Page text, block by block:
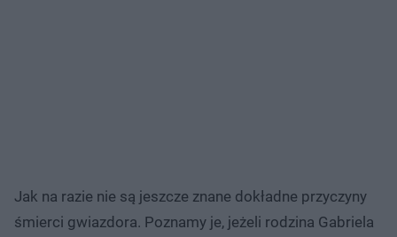
Jak na razie nie są jeszcze znane dokładne przyczyny
śmierci gwiazdora. Poznamy je, jeżeli rodzina Gabriela